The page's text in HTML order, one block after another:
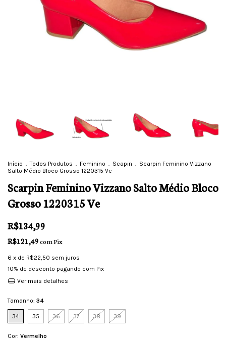
Início . Todos Produtos . Feminino . Scapin . Scarpin Feminino Vizzano
Salto Médio Bloco Grosso 1220315 Ve
Scarpin Feminino Vizzano Salto Médio Bloco
Grosso 1220315 Ve
R$134,99
R$121,49comPix
6 x de R$22,50 sem juros
10% de desconto pagando com Pix
Ver mais detalhes
Tamanho: 34
34 35 36 37 38 39
Cor: Vermelho